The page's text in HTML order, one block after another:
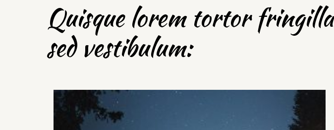
Quisque lorem tortor fringilla
sed vestibulum: